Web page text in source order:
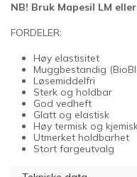
NB! Bruk Mapesil LM
FORDELER:
Høy elastisitet
Muggbestandig
Løsemiddelfri
Sterk og holdbar
God vedheft
Glatt og elastisk
Høy termisk og
Utmerket holdbarhet
Stort fargeutvalg